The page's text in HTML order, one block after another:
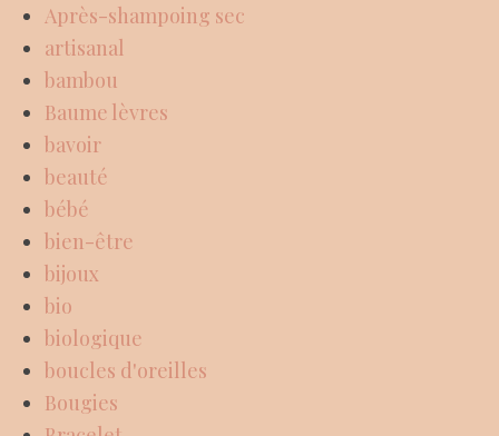
Après-shampoing sec
artisanal
bambou
Baume lèvres
bavoir
beauté
bébé
bien-être
bijoux
bio
biologique
boucles d'oreilles
Bougies